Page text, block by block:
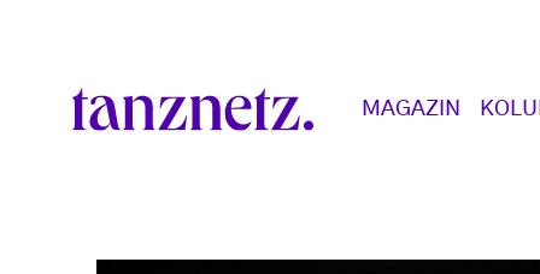
Main navigation
MAGAZIN